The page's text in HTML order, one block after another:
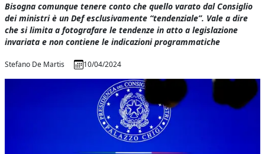
Bisogna comunque tenere conto che quello varato dal Consiglio
dei ministri è un Def esclusivamente “tendenziale”. Vale a dire
che si limita a fotografare le tendenze in atto a legislazione
invariata e non contiene le indicazioni programmatiche
Stefano De Martis 10/04/2024